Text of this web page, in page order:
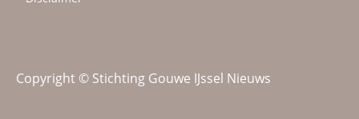
Copyright © Stichting Gouwe IJssel Nieuws